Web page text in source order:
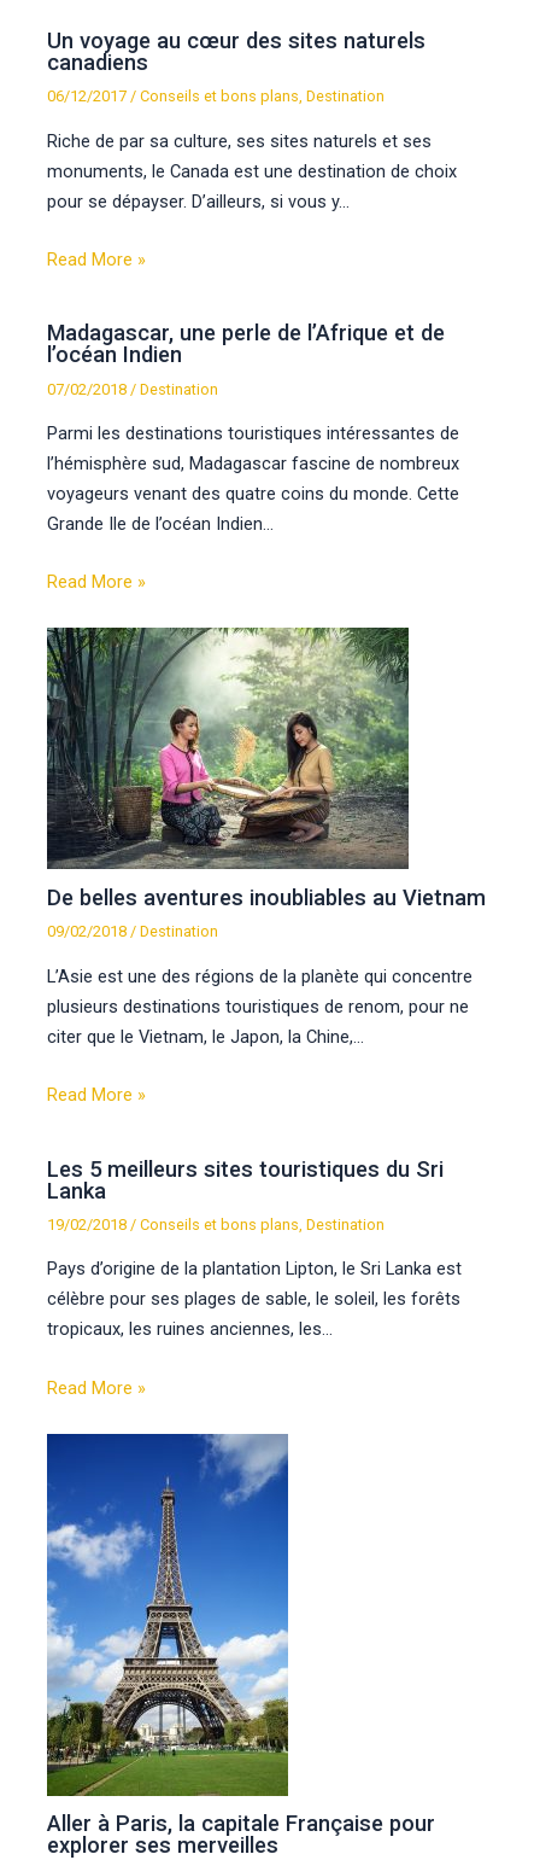
Un voyage au cœur des sites naturels
canadiens
06/12/2017 /Conseils et bons plans ,Destination
Riche de par sa culture, ses sites naturels et ses
monuments, le Canada est une destination de choix
pour se dépayser. D’ailleurs, si vous y…
Read More »
Madagascar, une perle de l’Afrique et de
l’océan Indien
07/02/2018 /Destination
Parmi les destinations touristiques intéressantes de
l’hémisphère sud, Madagascar fascine de nombreux
voyageurs venant des quatre coins du monde. Cette
Grande Ile de l’océan Indien…
Read More »
De belles aventures inoubliables au Vietnam
09/02/2018/Destination
L’Asie est une des régions de la planète qui concentre
plusieurs destinations touristiques de renom, pour ne
citer que le Vietnam, le Japon, la Chine,…
Read More »
Les 5 meilleurs sites touristiques du Sri
Lanka
19/02/2018 /Conseils et bons plans ,Destination
Pays d’origine de la plantation Lipton, le Sri Lanka est
célèbre pour ses plages de sable, le soleil, les forêts
tropicaux, les ruines anciennes, les…
Read More »
Aller à Paris, la capitale Française pour
explorer ses merveilles